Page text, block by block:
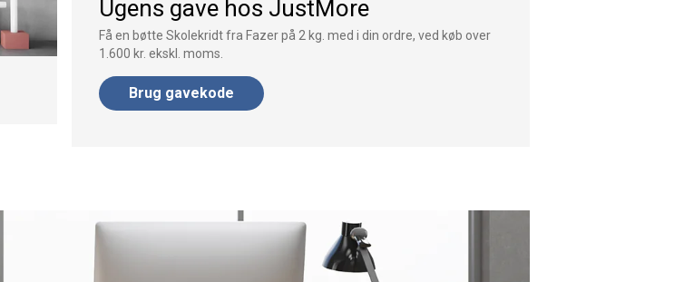
Ugens gave hos JustMore
Få en bøtte Skolekridt fra Fazer på 2 kg. med i din ordre, ved køb over
1.600 kr. ekskl. moms.
Brug gavekode